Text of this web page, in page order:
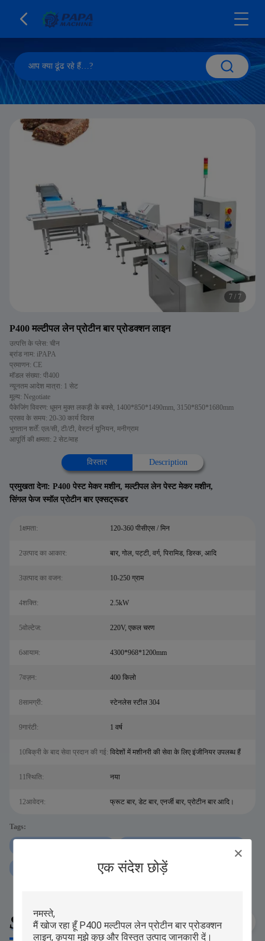
एक संदेश छोड़ें
7 / 7
P400 मल्टीपल लेन प्रोटीन बार प्रोडक्शन लाइन
उत्पत्ति के प्लेस: चीन
ब्रांड नाम: iPAPA
प्रमाणन: CE
मॉडल संख्या: पी400
न्यूनतम आदेश मात्रा: 1 सेट
मूल्य: Negotiate
पैकेजिंग विवरण: धूमन मुक्त लकड़ी के बक्से, 1400*850*1490mm, 3150*850*1680mm
प्रसव के समय: 20-30 कार्य दिवस
भुगतान शर्तें: एल/सी, टी/टी, वेस्टर्न यूनियन, मनीग्राम
आपूर्ति की क्षमता: 2 सेट/माह
विस्तार Description
प्रमुखता देना: P400 पेस्ट मेकर मशीन, मल्टीपल लेन पेस्ट मेकर मशीन,
सिंगल फेज स्मॉल प्रोटीन बार एक्सट्रूडर
1क्षमता: 120-360 पीसीएस / मिन
2उत्पाद का आकार: बार, गोल, पट्टी, वर्ग, पिरामिड, डिस्क, आदि
3उत्पाद का वजन: 10-250 ग्राम
4शक्ति: 2.5kW
5वोल्टेज: 220V, एकल चरण
6आयाम: 4300*968*1200mm
7वज़न: 400 किलो
8सामग्री: स्टेनलेस स्टील 304
9गारंटी: 1 वर्ष
10बिक्री के बाद सेवा प्रदान की गई: विदेशों में मशीनरी की सेवा के लिए इंजीनियर उपलब्ध हैं
11स्थिति: नया
12आवेदन: फ्रूट बार, डेट बार, एनर्जी बार, प्रोटीन बार आदि।
Tags:
ऑटो प्रोटीन बार एक्सट्रूडर मशीन:
Similar Products